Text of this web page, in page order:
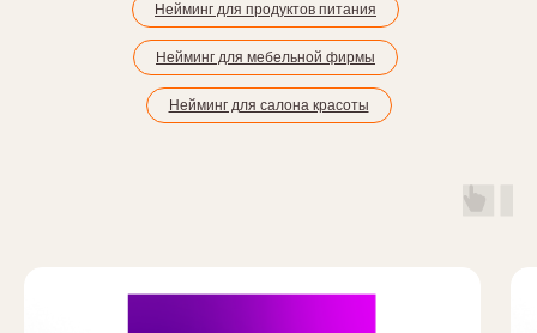
Нейминг для продуктов питания
Нейминг для мебельной фирмы
Нейминг для салона красоты